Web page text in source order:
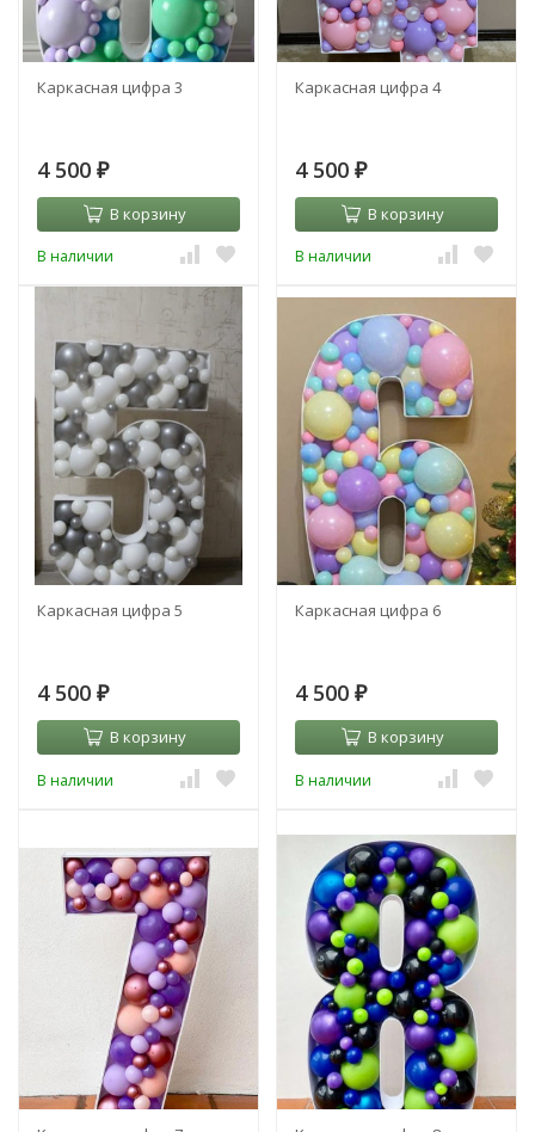
Каркасная цифра 3
4 500 ₽
В корзину
В наличии
Каркасная цифра 4
4 500 ₽
В корзину
В наличии
Каркасная цифра 5
4 500 ₽
В корзину
В наличии
Каркасная цифра 6
4 500 ₽
В корзину
В наличии